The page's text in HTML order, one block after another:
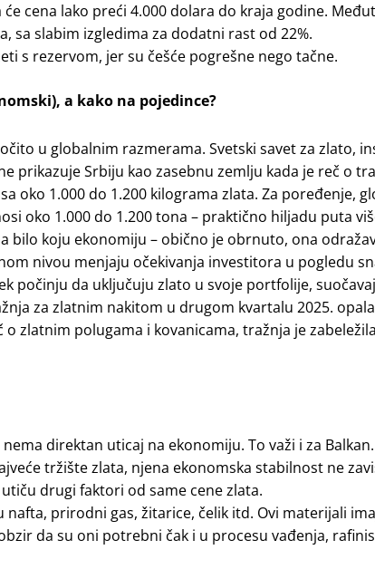
cena lako preći 4.000 dolara do kraja godine.
sa slabim izgledima za dodatni rast od 22%.
s rezervom, jer su češće pogrešne nego tačne.
a kako na pojedince?
u globalnim razmerama. Svetski savet za zlato,
prikazuje Srbiju kao zasebnu zemlju kada je reč o
oko 1.000 do 1.200 kilograma zlata. Za poređenje,
oko 1.000 do 1.200 tona – praktično hiljadu puta
bilo koju ekonomiju – obično je obrnuto, ona
nivou menjaju očekivanja investitora u pogledu
počinju da uključuju zlato u svoje portfolije,
za zlatnim nakitom u drugom kvartalu 2025.
zlatnim polugama i kovanicama, tražnja je
direktan uticaj na ekonomiju. To važi i za
tržište zlata, njena ekonomska stabilnost ne
drugi faktori od same cene zlata.
prirodni gas, žitarice, čelik itd. Ovi materijali
da su oni potrebni čak i u procesu vađenja,